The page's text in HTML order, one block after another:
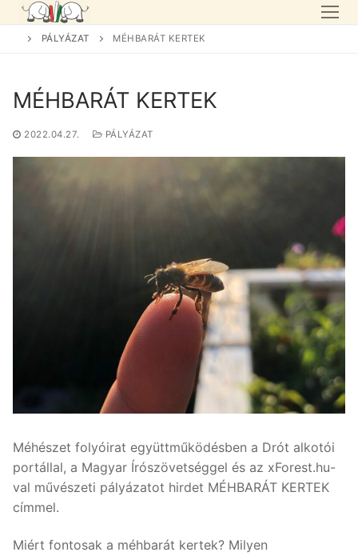
Skip
to
PÁLYÁZAT MÉHBARÁT KERTEK
MÉHBARÁT KERTEK
2022.04.27. PÁLYÁZAT
Méhészet folyóirat együttműködésben a Drót alkotói
portállal, a Magyar Írószövetséggel és az xForest.hu-
val művészeti pályázatot hirdet MÉHBARÁT KERTEK
címmel.
Miért fontosak a méhbarát kertek? Milyen